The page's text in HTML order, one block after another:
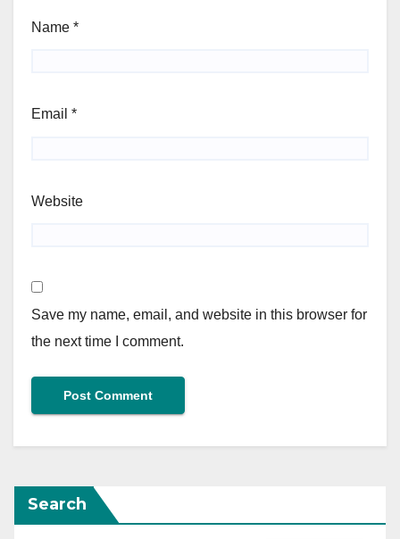
Name *
Email *
Website
Save my name, email, and website in this browser for
the next time I comment.
Search